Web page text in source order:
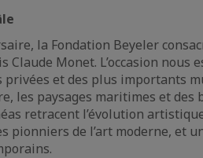
la Fondation Beyeler
Monet. L’occasion nous
et des plus importants
les paysages maritimes et des
retracent l’évolution
pionniers de l’art moderne, et